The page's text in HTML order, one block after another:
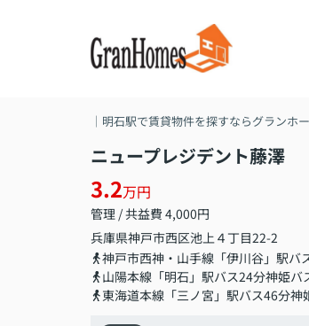
｜明石駅で賃貸物件を探すならグランホ
ニュープレジデント藤澤
3.2万円
管理 / 共益費 4,000円
兵庫県神戸市西区池上４丁目22-2
神戸市西神・山手線「伊川谷」駅バ
山陽本線「明石」駅バス24分神姫
東海道本線「三ノ宮」駅バス46分